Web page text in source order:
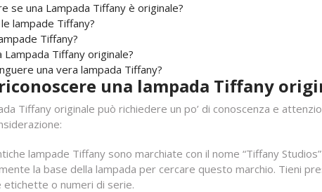
se una Lampada Tiffany è originale?
lampade Tiffany?
Tiffany?
Tiffany originale?
una vera lampada Tiffany?
una lampada Tiffany
Tiffany originale può richiedere un po’ di conoscenza e
lampade Tiffany sono marchiate con il nome “Tiffany
la base della lampada per cercare questo marchio. Tieni
etichette o numeri di serie.